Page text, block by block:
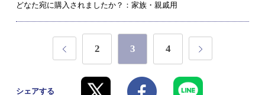
どなた宛に購入されましたか？：家族・親戚用
2 3 4
シェアする